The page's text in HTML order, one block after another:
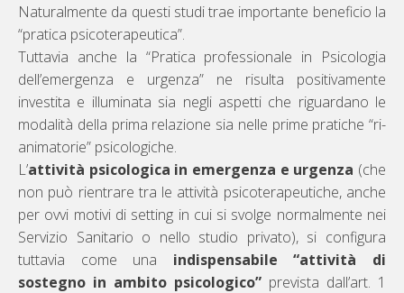
Naturalmente da questi studi trae importante beneficio la
“pratica psicoterapeutica”.
Tuttavia anche la “Pratica professionale in Psicologia
dell’emergenza e urgenza” ne risulta positivamente
investita e illuminata sia negli aspetti che riguardano le
modalità della prima relazione sia nelle prime pratiche “ri-
animatorie” psicologiche.
L’attività psicologica in emergenza e urgenza (che
non può rientrare tra le attività psicoterapeutiche, anche
per ovvi motivi di setting in cui si svolge normalmente nei
Servizio Sanitario o nello studio privato), si configura
tuttavia come una indispensabile “attività di
sostegno in ambito psicologico” prevista dall’art. 1